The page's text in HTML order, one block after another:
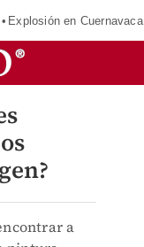
Explosión en Cuernavaca
a